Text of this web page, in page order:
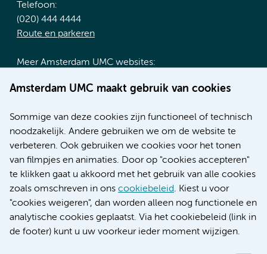
Amsterdam UMC maakt gebruik van cookies
Sommige van deze cookies zijn functioneel of technisch
noodzakelijk. Andere gebruiken we om de website te
verbeteren. Ook gebruiken we cookies voor het tonen
van filmpjes en animaties. Door op "cookies accepteren"
te klikken gaat u akkoord met het gebruik van alle cookies
zoals omschreven in ons cookiebeleid. Kiest u voor
"cookies weigeren", dan worden alleen nog functionele en
analytische cookies geplaatst. Via het cookiebeleid (link in
de footer) kunt u uw voorkeur ieder moment wijzigen.
Telefoon:
(020) 444 4444
Route en parkeren
Meer Amsterdam UMC websites:
Werken bij Amsterdam UMC
Nieuws
Research
Educatie locatie AMC
Educatie locatie VUmc
Verwijzen & diagnostiek